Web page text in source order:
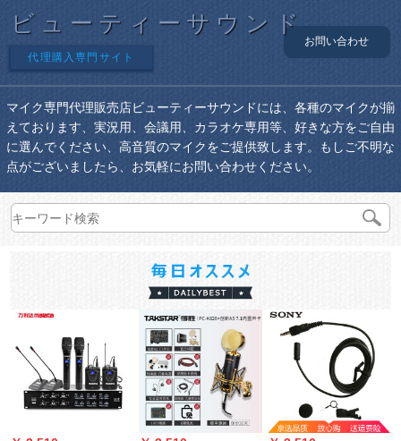
ビューティーサウンド
代理購入専門サイト
お問い合わせ
マイク専門代理販売店ビューティーサウンドには、各種のマイクが揃
えております、実況用、会議用、カラオケ専用等、好きな方をご自由
に選んでください、高音質のマイクをご提供致します。もしご不明な
点がございましたら、お気軽にお問い合わせください。